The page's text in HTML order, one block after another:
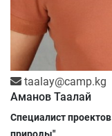
taalay@camp.kg
Аманов Таалай
Специалист
природы"